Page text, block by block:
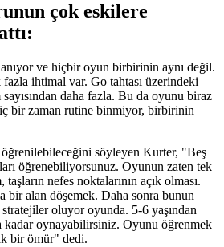
çok eskilere
ve hiçbir oyun birbirinin aynı değil.
ihtimal var. Go tahtası üzerindeki
daha fazla. Bu da oyunu biraz
bir zaman rutine binmiyor, birbirinin
öğrenilebileceğini söyleyen Kurter, "Beş
öğrenebiliyorsunuz. Oyunun zaten tek
nefes noktalarının açık olması.
bir alan döşemek. Daha sonra bunun
oluyor oyunda. 5-6 yaşından
kadar oynayabilirsiniz. Oyunu öğrenmek
bir ömür" dedi.